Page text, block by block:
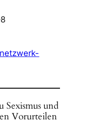
Sexismus und
Vorurteilen